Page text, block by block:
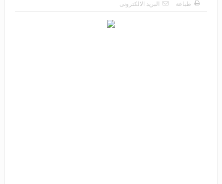
طباعة
البريد الالكترونى